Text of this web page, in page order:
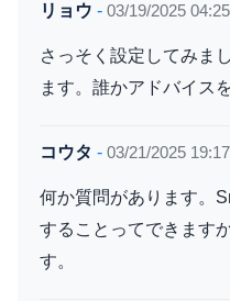
リョウ - 03/19/2025 04:25
さっそく設定してみま
ます。誰かアドバイス
コウタ - 03/21/2025 19:17
何か質問があります。
することってできます
す。